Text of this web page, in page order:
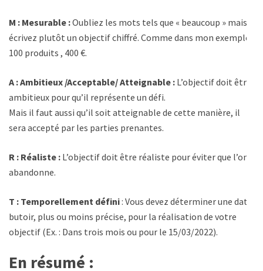
M : Mesurable :Oubliez les mots tels que « beaucoup » mais
écrivez plutôt un objectif chiffré. Comme dans mon exemple :
100 produits , 400 €.
A : Ambitieux /Acceptable/ Atteignable : L’objectif doit être
ambitieux pour qu’il représente un défi.
Mais il faut aussi qu’il soit atteignable de cette manière, il
sera accepté par les parties prenantes.
R : Réaliste : L’objectif doit être réaliste pour éviter que l’on
abandonne.
T : Temporellement défini: Vous devez déterminer une date
butoir, plus ou moins précise, pour la réalisation de votre
objectif (Ex. : Dans trois mois ou pour le 15/03/2022).
En résumé :